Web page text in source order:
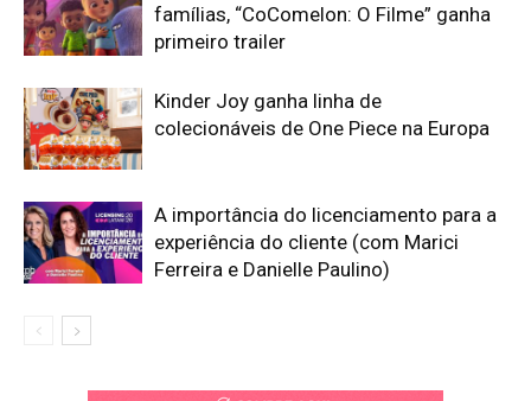
famílias, “CoComelon: O Filme” ganha
primeiro trailer
Kinder Joy ganha linha de
colecionáveis de One Piece na Europa
A importância do licenciamento para a
experiência do cliente (com Marici
Ferreira e Danielle Paulino)